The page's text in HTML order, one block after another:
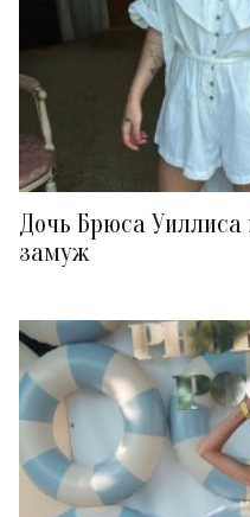
Дочь Брюса
замуж